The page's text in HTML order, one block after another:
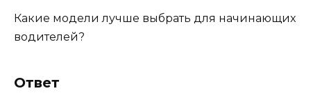
Какие модели лучше выбрать для начинающих
водителей?
Ответ